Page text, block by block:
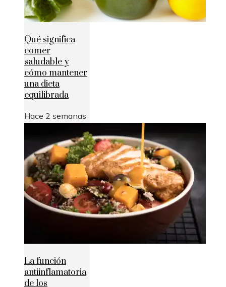
Qué significa
comer
saludable y
cómo mantener
una dieta
equilibrada
Hace 2 semanas
La función
antiinflamatoria
de los